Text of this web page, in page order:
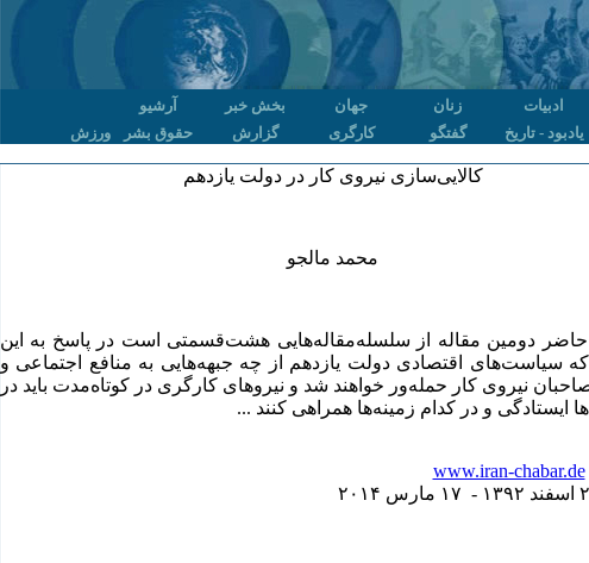
ادبیات زنان جهان بخش خبر
آرشیو
یادبود - تاریخ گفتگو کارگری گزارش حقوق بشر ورزش
کالایی‌سازی نیروی کار در دولت یازدهم
محمد مالجو
حاضر دومین مقاله از سلسله‌­مقاله‌­هایی هشت‌­قسمتی است در پاسخ به این
سیاست‌­های اقتصادی دولت یازدهم از چه جبهه‌­هایی به منافع اجتماعی و
نیروی کار حمله‌­ور خواهند شد و نیروهای کارگری در کوتاه‌­مدت باید در
ایستادگی و در کدام زمینه‌­ها همراهی کنند ...
www.iran-chabar.de